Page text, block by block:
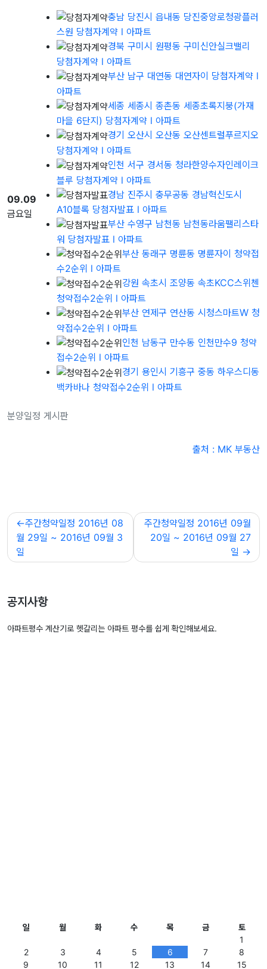
분양일정 게시판
09.09
금요일
충남 당진시 읍내동 당진중앙로청광플러
스원 당첨자계약 l 아파트
경북 구미시 원평동 구미신안실크밸리
당첨자계약 l 아파트
부산 남구 대연동 대연자이 당첨자계약 l
아파트
세종 세종시 종촌동 세종초록지붕(가재
마을 6단지) 당첨자계약 l 아파트
경기 오산시 오산동 오산센트럴푸르지오
당첨자계약 l 아파트
인천 서구 경서동 청라한양수자인레이크
블루 당첨자계약 l 아파트
경남 진주시 충무공동 경남혁신도시
A10블록 당첨자발표 l 아파트
부산 수영구 남천동 남천동라움팰리스타
워 당첨자발표 l 아파트
부산 동래구 명륜동 명륜자이 청약접
수2순위 l 아파트
강원 속초시 조양동 속초KCC스위첸
청약접수2순위 l 아파트
부산 연제구 연산동 시청스마트W 청
약접수2순위 l 아파트
인천 남동구 만수동 인천만수9 청약
접수2순위 l 아파트
경기 용인시 기흥구 중동 하우스디동
백카바나 청약접수2순위 l 아파트
출처 : MK 부동산
글
내
비
션
주간청약일정 2016년 08
월 29일 ~ 2016년 09월 3
일
주간청약일정 2016년 09월
20일 ~ 2016년 09월 27
일
공지사항
아파트평수 계산기로 헷갈리는 아파트 평수를 쉽게 확인해보세요.
일 월 화 수 목 금
토
1
2
3 4 5 6 7
8
9
10 11 12 13 14 15